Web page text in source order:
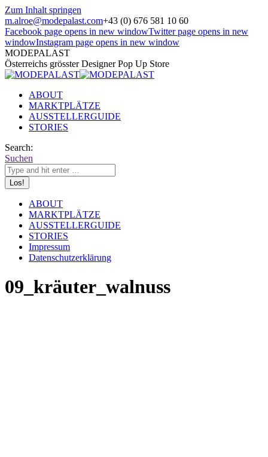
Zum Inhalt springen
m.alroe@modepalast.com+43 (0) 676 581 10 60
Facebook page opens in new windowTwitter page opens in new
windowInstagram page opens in new window
MODEPALAST
Österreichs grösster Designer Pop Up Store
ABOUT
MARKTPLÄTZE
AUSSTELLERGUIDE
STORIES
Search:
Suchen
ABOUT
MARKTPLÄTZE
AUSSTELLERGUIDE
STORIES
Impressum
Datenschutzerklärung
09_kräuter_walnuss